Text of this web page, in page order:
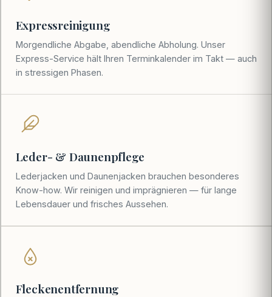
Expressreinigung
Morgendliche Abgabe, abendliche Abholung. Unser
Express-Service hält Ihren Terminkalender im Takt — auch
in stressigen Phasen.
Leder- & Daunenpflege
Lederjacken und Daunenjacken brauchen besonderes
Know-how. Wir reinigen und imprägnieren — für lange
Lebensdauer und frisches Aussehen.
Fleckenentfernung